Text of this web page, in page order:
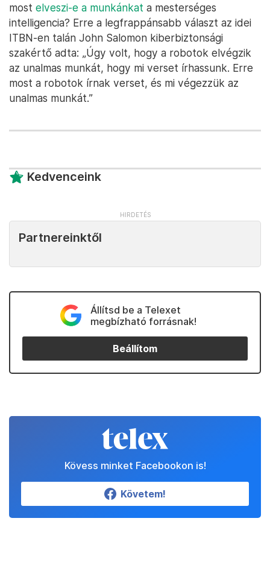
most elveszi-e a munkánkat a mesterséges
intelligencia? Erre a legfrappánsabb választ az idei
ITBN-en talán John Salomon kiberbiztonsági
szakértő adta: „Úgy volt, hogy a robotok elvégzik
az unalmas munkát, hogy mi verset írhassunk. Erre
most a robotok írnak verset, és mi végezzük az
unalmas munkát.”
Kedvenceink
Partnereinktől
Állítsd be a Telexet
megbízható forrásnak!
Beállítom
Kövess minket Facebookon is!
Követem!